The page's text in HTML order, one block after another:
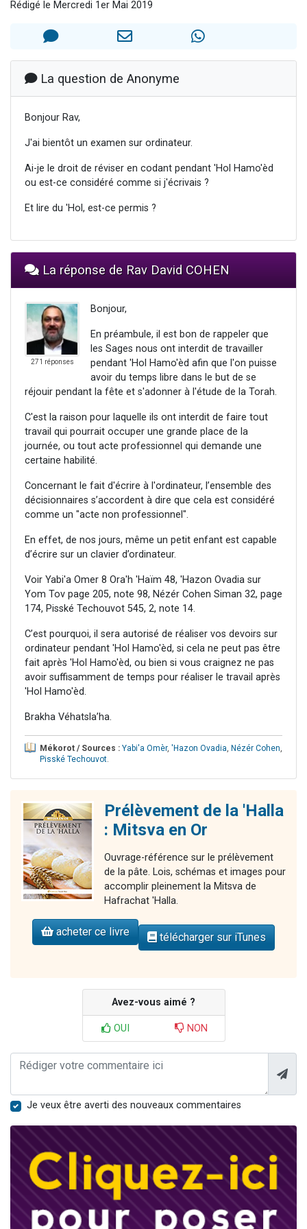
Eva vient de donner son Maasser
Eli vient de donner son Maasser
Rédigé le Mercredi 1er Mai 2019
La question de Anonyme
Bonjour Rav,
J'ai bientôt un examen sur ordinateur.
Ai-je le droit de réviser en codant pendant 'Hol Hamo'èd
ou est-ce considéré comme si j'écrivais ?
Et lire du 'Hol, est-ce permis ?
La réponse de Rav David COHEN
271 réponses
Bonjour,
En préambule, il est bon de rappeler que
les Sages nous ont interdit de travailler
pendant 'Hol Hamo'èd afin que l'on puisse
avoir du temps libre dans le but de se
réjouir pendant la fête et s'adonner à l'étude de la Torah.
C'est la raison pour laquelle ils ont interdit de faire tout
travail qui pourrait occuper une grande place de la
journée, ou tout acte professionnel qui demande une
certaine habilité.
Concernant le fait d'écrire à l'ordinateur, l’ensemble des
décisionnaires s’accordent à dire que cela est considéré
comme un "acte non professionnel".
En effet, de nos jours, même un petit enfant est capable
d’écrire sur un clavier d’ordinateur.
Voir Yabi'a Omer 8 Ora'h 'Haïm 48, 'Hazon Ovadia sur
Yom Tov page 205, note 98, Nézér Cohen Siman 32, page
174, Pisské Techouvot 545, 2, note 14.
C’est pourquoi, il sera autorisé de réaliser vos devoirs sur
ordinateur pendant 'Hol Hamo'èd, si cela ne peut pas être
fait après 'Hol Hamo'èd, ou bien si vous craignez ne pas
avoir suffisamment de temps pour réaliser le travail après
'Hol Hamo'èd.
Brakha Véhatsla’ha.
Mékorot / Sources : Yabi'a Omèr, 'Hazon Ovadia, Nézér Cohen,
Pisské Techouvot.
Prélèvement de la 'Halla
: Mitsva en Or
Ouvrage-référence sur le prélèvement
de la pâte. Lois, schémas et images pour
accomplir pleinement la Mitsva de
Hafrachat 'Halla.
acheter ce livre télécharger sur iTunes
Avez-vous aimé ?
OUI NON
Je veux être averti des nouveaux commentaires